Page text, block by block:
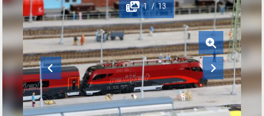
1 / 13